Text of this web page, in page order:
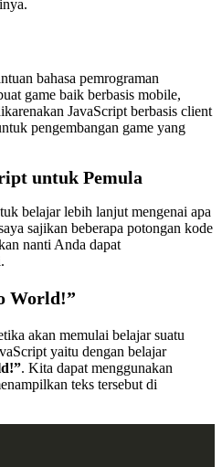
bahasa pemrograman
game baik berbasis mobile,
JavaScript berbasis client
pengembangan game yang
untuk Pemula
belajar lebih lanjut mengenai apa
sajikan beberapa potongan kode
nanti Anda dapat
World!”
akan memulai belajar suatu
yaitu dengan belajar
. Kita dapat menggunakan
teks tersebut di